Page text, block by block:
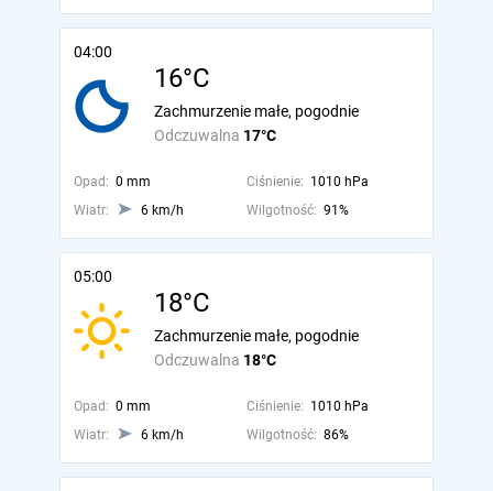
04:00
16°C
Odczuwalna 17°C
Zachmurzenie małe, pogodnie
Opad: 0 mm Ciśnienie: 1010 hPa
Wiatr:
6 km/h Wilgotność: 91%
05:00
18°C
Odczuwalna 18°C
Zachmurzenie małe, pogodnie
Opad: 0 mm Ciśnienie: 1010 hPa
Wiatr:
6 km/h Wilgotność: 86%